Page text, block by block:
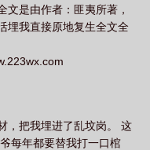
文是由作者：匪夷所著，
埋我直接原地复生全文全
，把我埋进了乱坟岗。 这
每年都要替我打一口棺